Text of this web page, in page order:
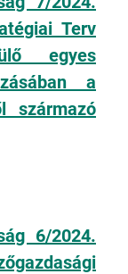
Terv
egyes
a
származó
6/2024.